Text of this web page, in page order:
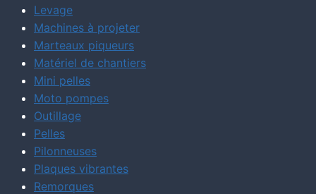
Levage
Machines à projeter
Marteaux piqueurs
Matériel de chantiers
Mini pelles
Moto pompes
Outillage
Pelles
Pilonneuses
Plaques vibrantes
Remorques